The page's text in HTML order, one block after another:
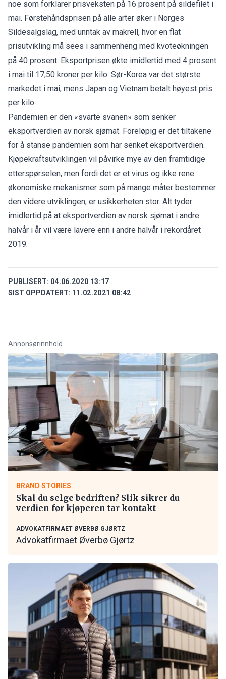
noe som forklarer prisveksten på 16 prosent på sildefilet i
mai. Førstehåndsprisen på alle arter øker i Norges
Sildesalgslag, med unntak av makrell, hvor en flat
prisutvikling må sees i sammenheng med kvoteøkningen
på 40 prosent. Eksportprisen økte imidlertid med 4 prosent
i mai til 17,50 kroner per kilo. Sør-Korea var det største
markedet i mai, mens Japan og Vietnam betalt høyest pris
per kilo.
Pandemien er den «svarte svanen» som senker
eksportverdien av norsk sjømat. Foreløpig er det tiltakene
for å stanse pandemien som har senket eksportverdien.
Kjøpekraftsutviklingen vil påvirke mye av den framtidige
etterspørselen, men fordi det er et virus og ikke rene
økonomiske mekanismer som på mange måter bestemmer
den videre utviklingen, er usikkerheten stor. Alt tyder
imidlertid på at eksportverdien av norsk sjømat i andre
halvår i år vil være lavere enn i andre halvår i rekordåret
2019.
PUBLISERT: 04.06.2020 13:17
SIST OPPDATERT: 11.02.2021 08:42
Annonsørinnhold
BRAND STORIES
Skal du selge bedriften? Slik sikrer du
verdien før kjøperen tar kontakt
ADVOKATFIRMAET ØVERBØ GJØRTZ
Advokatfirmaet Øverbø Gjørtz